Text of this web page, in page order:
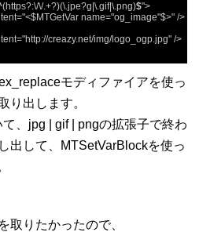
(https?:\/\/.+?)(\.jpe?g|\.gif|\.png)$">
name="og_image"$>" />
creazy.net/img/logo_ogp.jpg" />
モディファイアを使っ
り出します。
、jpg | gif | pngの拡張子で終わ
出して、MTSetVarBlockを使っ
取りたかったので、